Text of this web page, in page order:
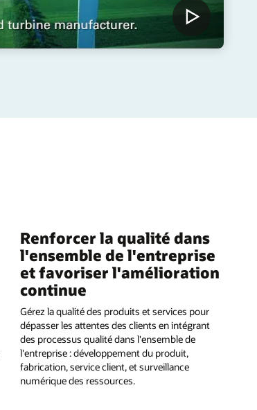
Renforcer la qualité dans
l'ensemble de l'entreprise
et favoriser l'amélioration
continue
Gérez la qualité des produits et services pour
dépasser les attentes des clients en intégrant
des processus qualité dans l'ensemble de
l'entreprise : développement du produit,
fabrication, service client, et surveillance
numérique des ressources.